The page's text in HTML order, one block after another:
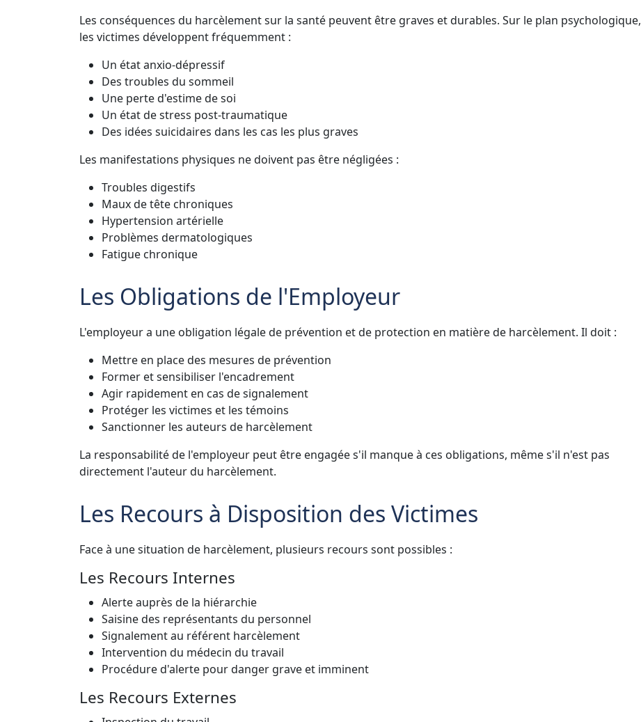
Les conséquences du harcèlement sur la santé peuvent être graves et durables. Sur le plan psychologique,
les victimes développent fréquemment :
Un état anxio-dépressif
Des troubles du sommeil
Une perte d'estime de soi
Un état de stress post-traumatique
Des idées suicidaires dans les cas les plus graves
Les manifestations physiques ne doivent pas être négligées :
Troubles digestifs
Maux de tête chroniques
Hypertension artérielle
Problèmes dermatologiques
Fatigue chronique
Les Obligations de l'Employeur
L'employeur a une obligation légale de prévention et de protection en matière de harcèlement. Il doit :
Mettre en place des mesures de prévention
Former et sensibiliser l'encadrement
Agir rapidement en cas de signalement
Protéger les victimes et les témoins
Sanctionner les auteurs de harcèlement
La responsabilité de l'employeur peut être engagée s'il manque à ces obligations, même s'il n'est pas
directement l'auteur du harcèlement.
Les Recours à Disposition des Victimes
Face à une situation de harcèlement, plusieurs recours sont possibles :
Les Recours Internes
Alerte auprès de la hiérarchie
Saisine des représentants du personnel
Signalement au référent harcèlement
Intervention du médecin du travail
Procédure d'alerte pour danger grave et imminent
Les Recours Externes